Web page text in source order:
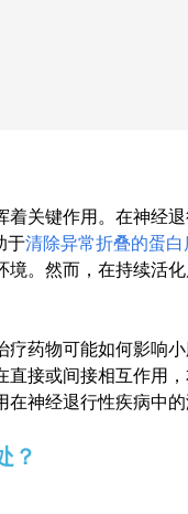
关键作用。在神经
于清除异常折叠的蛋白
。然而，在持续活
药物可能如何影响
接或间接相互作用
神经退行性疾病中的
？